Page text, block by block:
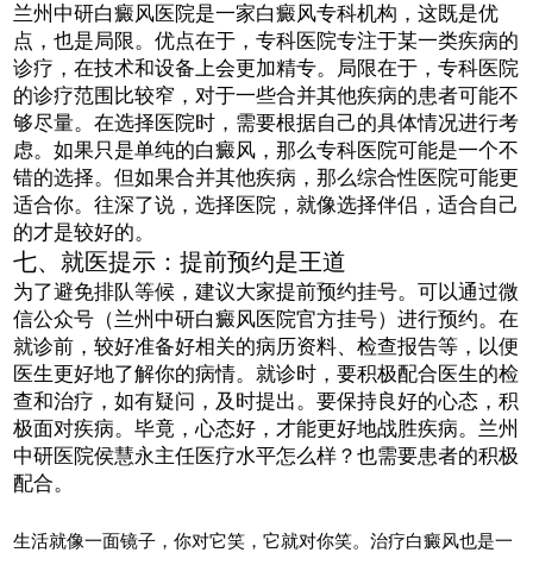
兰州中研白癜风医院是一家白癜风专科机构，这既是优
点，也是局限。优点在于，专科医院专注于某一类疾病的
诊疗，在技术和设备上会更加精专。局限在于，专科医院
的诊疗范围比较窄，对于一些合并其他疾病的患者可能不
够尽量。在选择医院时，需要根据自己的具体情况进行考
虑。如果只是单纯的白癜风，那么专科医院可能是一个不
错的选择。但如果合并其他疾病，那么综合性医院可能更
适合你。往深了说，选择医院，就像选择伴侣，适合自己
的才是较好的。
七、就医提示：提前预约是王道
为了避免排队等候，建议大家提前预约挂号。可以通过微
信公众号（兰州中研白癜风医院官方挂号）进行预约。在
就诊前，较好准备好相关的病历资料、检查报告等，以便
医生更好地了解你的病情。就诊时，要积极配合医生的检
查和治疗，如有疑问，及时提出。要保持良好的心态，积
极面对疾病。毕竟，心态好，才能更好地战胜疾病。兰州
中研医院侯慧永主任医疗水平怎么样？也需要患者的积极
配合。
生活就像一面镜子，你对它笑，它就对你笑。治疗白癜风也是一